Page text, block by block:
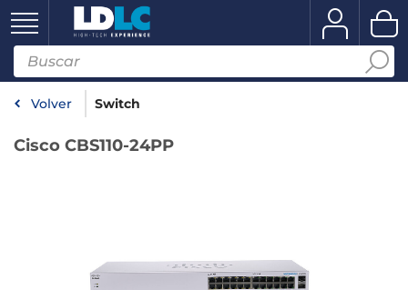
Volver Switch
Cisco CBS110-24PP